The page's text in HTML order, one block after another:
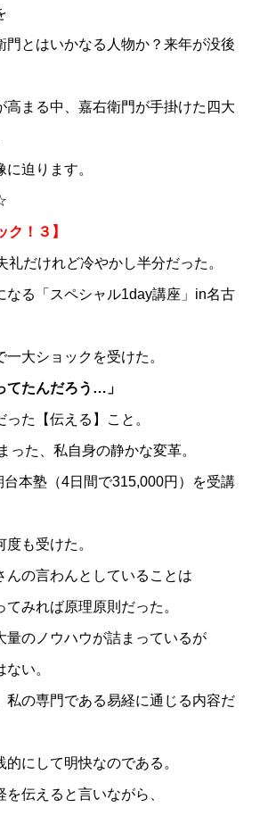
門とはいかなる人物か？来年が没後
高まる中、嘉右衛門が手掛けた四大
迫ります。
ク！３】
礼だけれど冷やかし半分だった。
なる「スペシャル1day講座」in名古
大ショックを受けた。
てたんだろう…」
た【伝える】こと。
った、私自身の静かな変革。
本塾（4日間で315,000円）を受講
も受けた。
んの言わんとしていることは
みれば原理原則だった。
量のノウハウが詰まっているが
い。
私の専門である易経に通じる内容だ
にして明快なのである。
伝えると言いながら、